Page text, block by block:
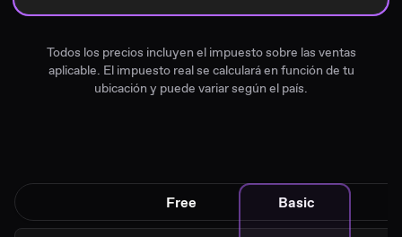
Todos los precios incluyen el impuesto sobre las ventas
aplicable. El impuesto real se calculará en función de tu
ubicación y puede variar según el país.
Free Basic